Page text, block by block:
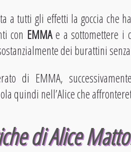
a tutti gli effetti la goccia che
con EMMAe a sottomettere i
dei burattini
di EMMA,
quindi nell’Alice che
di Alice